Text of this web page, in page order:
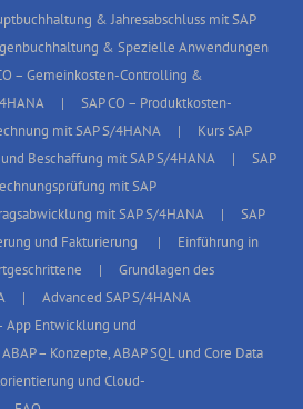
& Jahresabschluss mit SAP
& Spezielle Anwendungen
– Gemeinkosten-Controlling &
SAP CO – Produktkosten-
mit SAP S/4HANA
Kurs SAP
Beschaffung mit SAP S/4HANA
SAP
mit SAP
mit SAP S/4HANA
SAP
und Fakturierung
Einführung in
Grundlagen des
Advanced SAP S/4HANA
App Entwicklung und
ABAP – Konzepte, ABAP SQL und Core Data
und Cloud-